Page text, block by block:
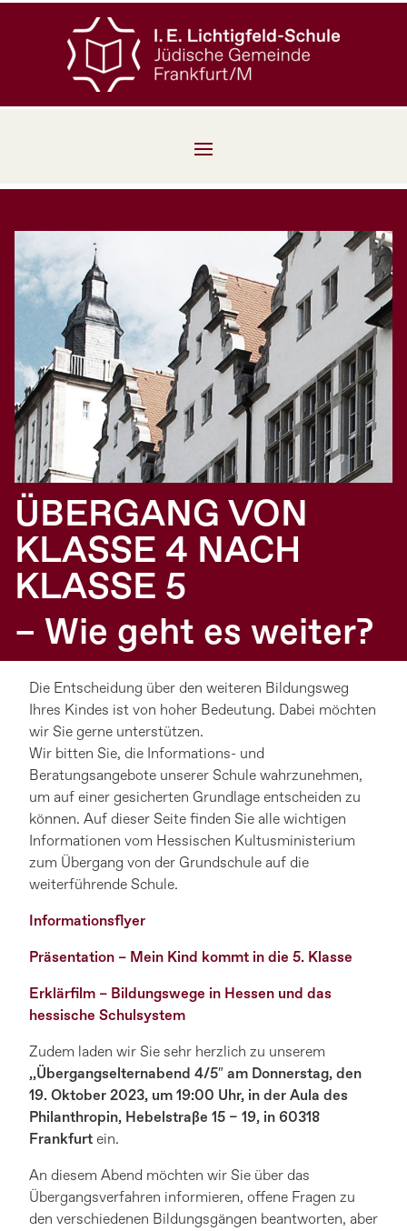
ÜBERGANG VON
KLASSE 4 NACH
KLASSE 5
– Wie geht es weiter?
Die Entscheidung über den weiteren Bildungsweg
Ihres Kindes ist von hoher Bedeutung. Dabei möchten
wir Sie gerne unterstützen.
Wir bitten Sie, die Informations- und
Beratungsangebote unserer Schule wahrzunehmen,
um auf einer gesicherten Grundlage entscheiden zu
können. Auf dieser Seite finden Sie alle wichtigen
Informationen vom Hessischen Kultusministerium
zum Übergang von der Grundschule auf die
weiterführende Schule.
Informationsflyer
Präsentation – Mein Kind kommt in die 5. Klasse
Erklärfilm – Bildungswege in Hessen und das
hessische Schulsystem
Zudem laden wir Sie sehr herzlich zu unserem
,,Übergangselternabend 4/5″ am Donnerstag, den
19. Oktober 2023, um 19:00 Uhr, in der Aula des
Philanthropin, Hebelstraße 15 – 19, in 60318
Frankfurtein.
An diesem Abend möchten wir Sie über das
Übergangsverfahren informieren, offene Fragen zu
den verschiedenen Bildungsgängen beantworten, aber